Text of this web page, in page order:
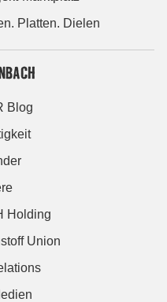
Platten. Dielen
Blog
Holding
Union